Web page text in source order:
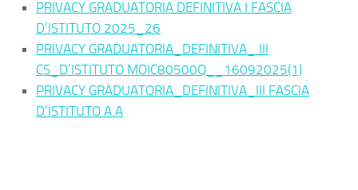
PRIVACY GRADUATORIA DEFINITIVA I FASCIA
D’ISTITUTO 2025_26
PRIVACY GRADUATORIA_DEFINITIVA_ III
CS_D’ISTITUTO MOIC80500Q__16092025(1)
PRIVACY GRADUATORIA_DEFINITIVA_III FASCIA
D’ISTITUTO A.A